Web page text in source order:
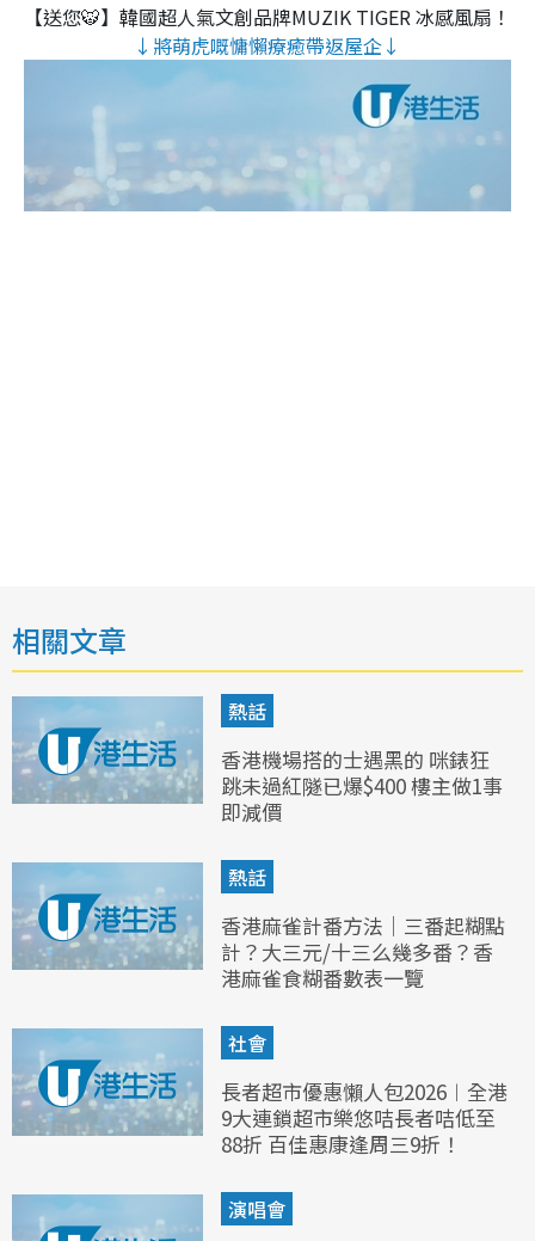
【送您🐯】韓國超人氣文創品牌MUZIK TIGER 冰感風扇！
↓將萌虎嘅慵懶療癒帶返屋企↓
相關文章
熱話
香港機場搭的士遇黑的 咪錶狂
跳未過紅隧已爆$400 樓主做1事
即減價
熱話
香港麻雀計番方法｜三番起糊點
計？大三元/十三么幾多番？香
港麻雀食糊番數表一覽
社會
長者超市優惠懶人包2026︱全港
9大連鎖超市樂悠咭長者咭低至
88折 百佳惠康逢周三9折！
演唱會